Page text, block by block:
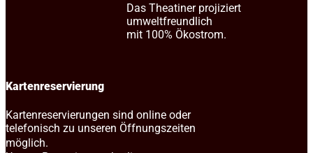
Das Theatiner projiziert
umweltfreundlich
mit 100% Ökostrom.
Kartenreservierung
Kartenreservierungen sind online oder
telefonisch zu unseren Öffnungszeiten
möglich.